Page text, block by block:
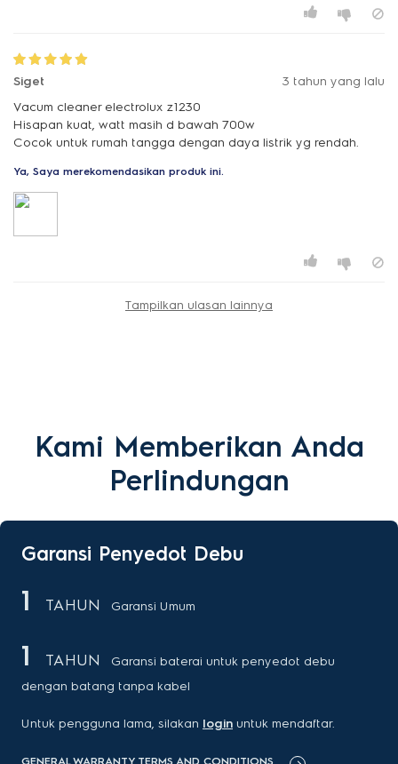
Siget
3 tahun yang lalu
Vacum cleaner electrolux z1230
Hisapan kuat, watt masih d bawah 700w
Cocok untuk rumah tangga dengan daya listrik yg rendah.
Ya, Saya merekomendasikan produk ini.
Tampilkan ulasan lainnya
Kami Memberikan Anda
Perlindungan
Garansi Penyedot Debu
1 TAHUN Garansi Umum
1 TAHUN
Garansi baterai untuk penyedot debu
dengan batang tanpa kabel
Untuk pengguna lama, silakan login untuk mendaftar.
GENERAL WARRANTY TERMS AND CONDITIONS